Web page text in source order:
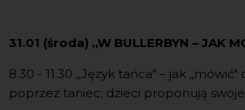
31.01 (środa) ,,W BULLERBYN – JAK
8.30 - 11.30 ,,Język tańca" – jak
poprzez taniec; dzieci proponują